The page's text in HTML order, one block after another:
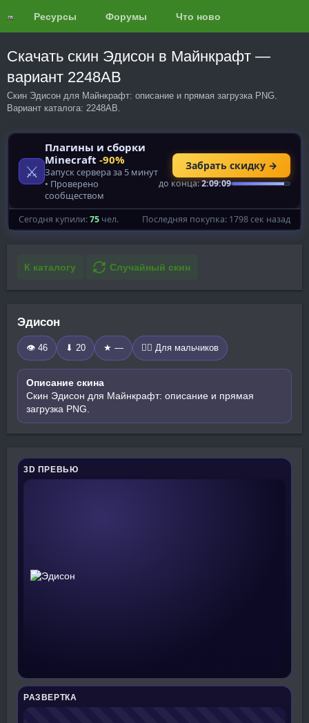
Ресурсы Форумы Что нового?
Скачать скин Эдисон в Майнкрафт —
вариант 2248AB
Скин Эдисон для Майнкрафт: описание и прямая загрузка PNG.
Вариант каталога: 2248AB.
К каталогу Случайный скин
Эдисон
👁 46 ⬇ 20 ★ — 🧍‍♂️ Для мальчиков
Описание скина
Скин Эдисон для Майнкрафт: описание и прямая
загрузка PNG.
3D ПРЕВЬЮ
РАЗВЕРТКА